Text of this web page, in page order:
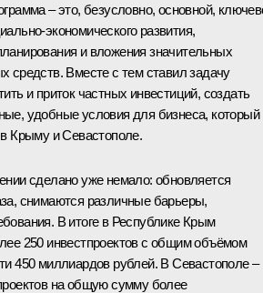
– это, безусловно, основной,
экономического развития,
и вложения значительных
средств. Вместе с тем ставил задачу
и приток частных инвестиций, создать
удобные условия для бизнеса, который
в Крыму и Севастополе.
сделано уже немало: обновляется
снимаются различные барьеры,
В итоге в Республике Крым
250 инвестпроектов с общим объёмом
450 миллиардов рублей. В Севастополе –
на общую сумму более